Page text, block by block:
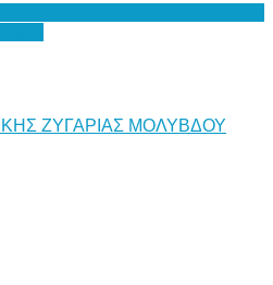
ΖΥΓΑΡΙΑΣ ΜΟΛΥΒΔΟΥ